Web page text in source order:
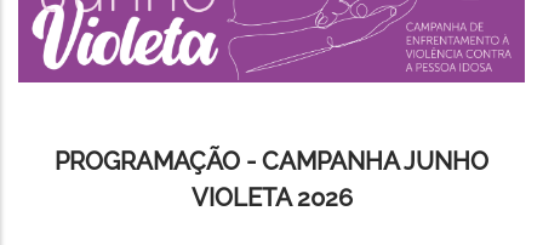
PROGRAMAÇÃO - CAMPANHA JUNHO
VIOLETA 2026